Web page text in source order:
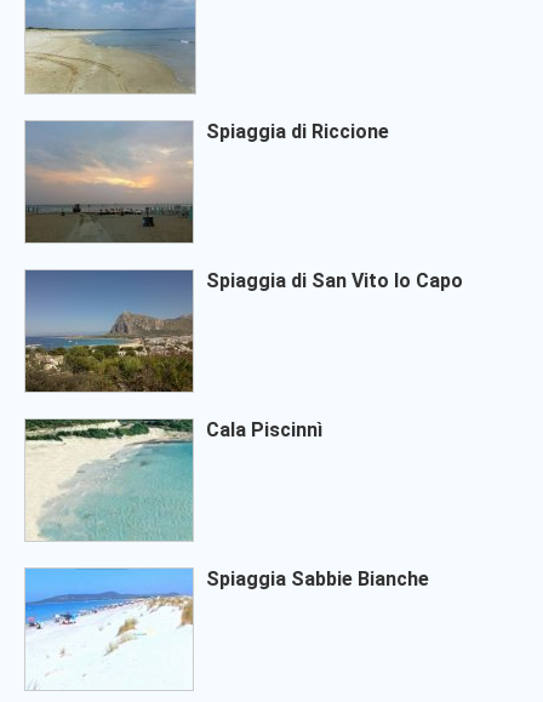
Spiaggia di Riccione
Spiaggia di San Vito lo Capo
Cala Piscinnì
Spiaggia Sabbie Bianche